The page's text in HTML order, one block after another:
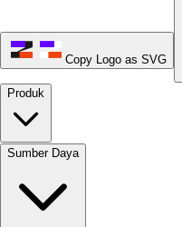
Copy Logo as SVG
Produk
Sumber Daya